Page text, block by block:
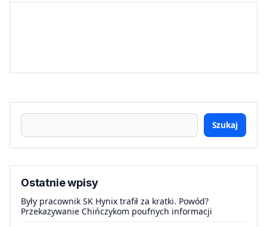
Szukaj
Ostatnie wpisy
Były pracownik SK Hynix trafił za kratki. Powód?
Przekazywanie Chińczykom poufnych informacji